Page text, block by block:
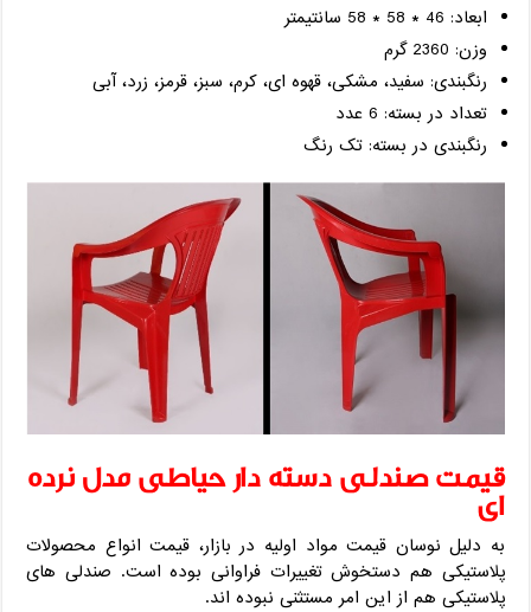
ابعاد: 46 * 58 * 58 سانتیمتر
وزن: 2360 گرم
رنگبندی: سفید، مشکی، قهوه ای، کرم، سبز، قرمز، زرد، آبی
تعداد در بسته: 6 عدد
رنگبندی در بسته: تک رنگ
قیمت صندلی دسته دار حیاطی مدل نرده
ای
به دلیل نوسان قیمت مواد اولیه در بازار، قیمت انواع محصولات
پلاستیکی هم دستخوش تغییرات فراوانی بوده است. صندلی های
پلاستیکی هم از این امر مستثنی نبوده اند.